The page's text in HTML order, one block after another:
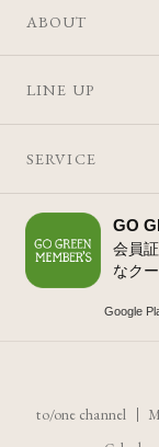
ABOUT
LINE UP
SERVICE
GO
会員
なク
Google
to/one channel